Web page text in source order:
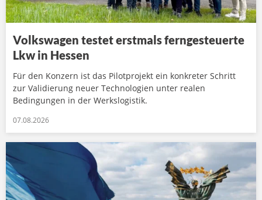
Volkswagen testet erstmals ferngesteuerte
Lkw in Hessen
Für den Konzern ist das Pilotprojekt ein konkreter Schritt
zur Validierung neuer Technologien unter realen
Bedingungen in der Werkslogistik.
07.08.2026